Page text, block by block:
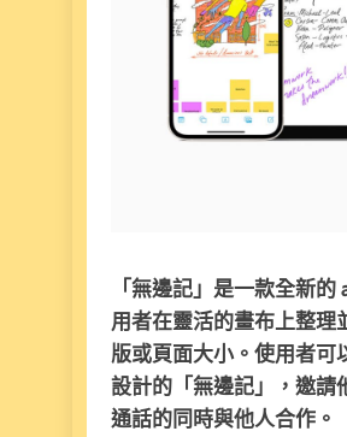
「無邊記」是一款全新
用者在靈活的畫布上整理
版或頁面大小。使用者可
設計的「無邊記」，邀請
通話的同時與他人合作。